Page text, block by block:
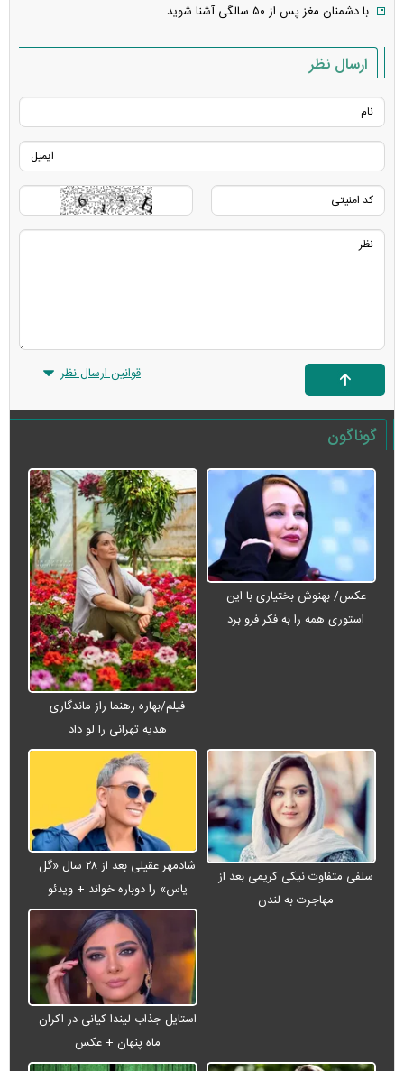
با دشمنان مغز پس از ۵۰ سالگی آشنا شوید
ارسال نظر
قوانین ارسال نظر
گوناگون
عکس/ بهنوش بختیاری با این
استوری همه را به فکر فرو برد
فیلم/بهاره رهنما راز ماندگاری
هدیه تهرانی را لو داد
سلفی متفاوت نیکی کریمی بعد از
مهاجرت به لندن
شادمهر عقیلی بعد از ۲۸ سال «گل
یاس» را دوباره خواند + ویدئو
استایل جذاب لیندا کیانی در اکران
ماه پنهان + عکس